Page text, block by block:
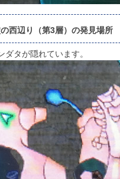
西辺り（第3層）の発見場所
タが隠れています。